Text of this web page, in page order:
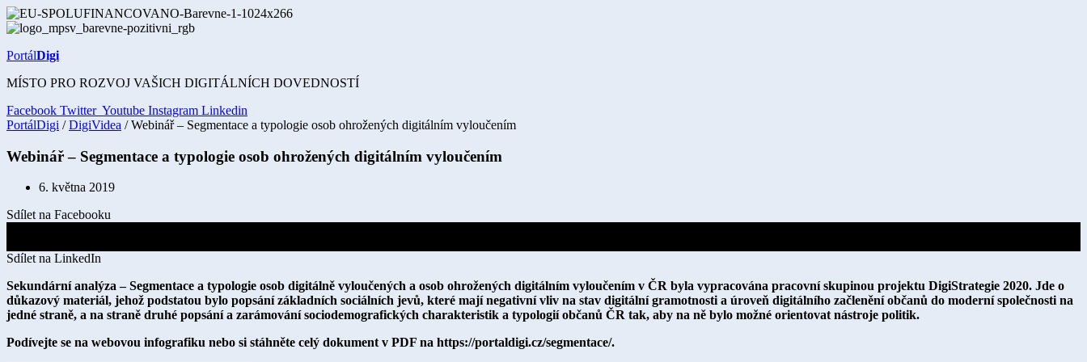
Přejít
k
PortálDigi
MÍSTO PRO ROZVOJ VAŠICH DIGITÁLNÍCH DOVEDNOSTÍ
Facebook Twitter Youtube Instagram Linkedin
PortálDigi /DigiVidea / Webinář – Segmentace a typologie osob ohrožených digitálním vyloučením
Webinář – Segmentace a typologie osob ohrožených digitálním vyloučením
6. května 2019
Sdílet na Facebooku
Sdílet na LinkedIn
Sekundární analýza – Segmentace a typologie osob digitálně vyloučených a osob ohrožených digitálním vyloučením v ČR byla vypracována pracovní skupinou projektu DigiStrategie 2020. Jde o
důkazový materiál, jehož podstatou bylo popsání základních sociálních jevů, které mají negativní vliv na stav digitální gramotnosti a úroveň digitálního začlenění občanů do moderní společnosti na
jedné straně, a na straně druhé popsání a zarámování sociodemografických charakteristik a typologií občanů ČR tak, aby na ně bylo možné orientovat nástroje politik.
Podívejte se na webovou infografiku nebo si stáhněte celý dokument v PDF na https://portaldigi.cz/segmentace/.